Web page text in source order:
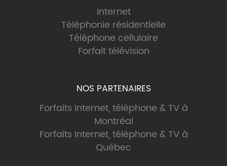
Internet
Téléphonie résidentielle
Téléphone cellulaire
Forfait télévision
NOS PARTENAIRES
Forfaits Internet, téléphone & TV à
Montréal
Forfaits Internet, téléphone & TV à
Québec